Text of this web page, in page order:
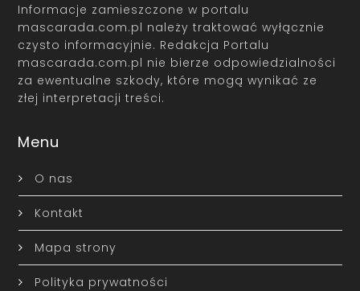
Informacje zamieszczone w portalu
mascarada.com.pl należy traktować wyłącznie
czysto informacyjnie. Redakcja Portalu
mascarada.com.pl nie bierze odpowiedzialności
za ewentualne szkody, które mogą wynikać ze
złej interpretacji treści.
Menu
O nas
Kontakt
Mapa strony
Polityka prywatności